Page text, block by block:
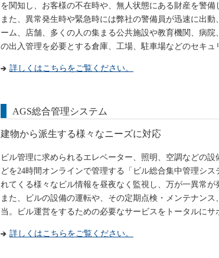
を関知し、お客様の不在時や、無人状態にある財産を警備
また、異常発生時や緊急時には弊社の警備員が迅速に出
ーム、店舗、多くの人の集まる公共施設や教育機関、病
の出入管理を必要とする倉庫、工場、駐車場などのセキ
詳しくはこちらをご覧ください。
AGS総合管理システム
建物から派生する様々なニーズに対応
ビル管理に求められるエレベーター、照明、空調などの
どを24時間オンラインで管理する「ビル総合集中管理シ
れてくる様々なビル情報を昼夜なく監視し、万が一異常が
また、ビルの設備の運転や、その定期点検・メンテナン
当。ビル運営をするための必要なサービスをトータルにサ
詳しくはこちらをご覧ください。